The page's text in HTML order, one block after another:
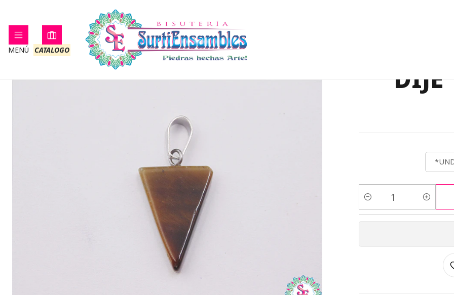
MENÚ CATALOGO
Inicio
DIJE
Cantidad